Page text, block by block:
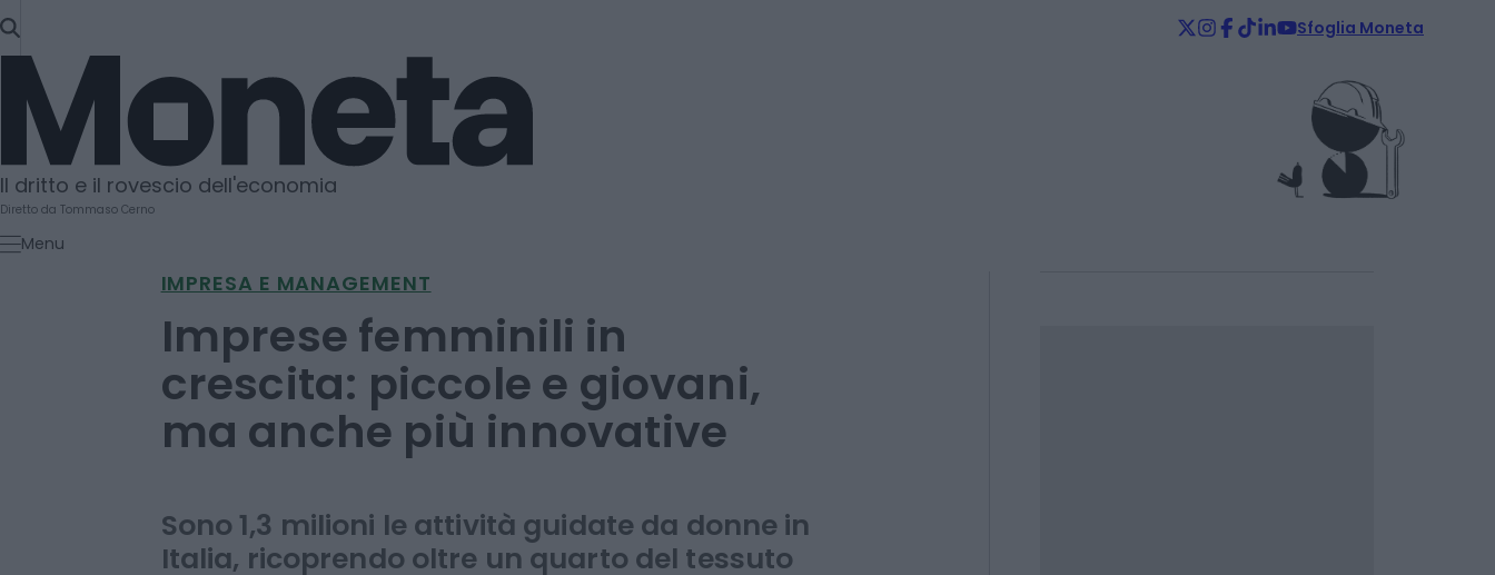
SKIP
TO
CONTENT
Sfoglia Moneta
Moneta
Il dritto e il rovescio dell'economia
Diretto da Tommaso Cerno
Menu
IMPRESA E MANAGEMENT
Imprese femminili in
ma anche più innovative